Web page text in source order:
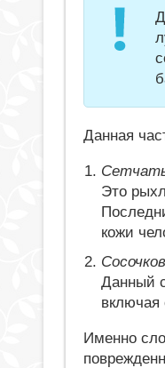
Данная
Это
кожи
Данный
включая
Именно